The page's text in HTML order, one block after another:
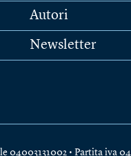
Autori
Newsletter
• Partita iva